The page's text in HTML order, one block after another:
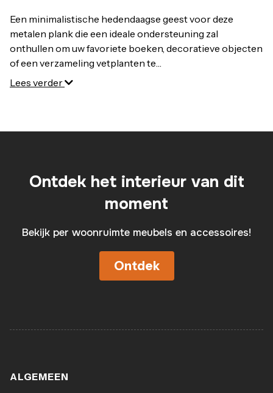
Een minimalistische hedendaagse geest voor deze
metalen plank die een ideale ondersteuning zal
onthullen om uw favoriete boeken, decoratieve objecten
of een verzameling vetplanten te
markeren.Eigenschappen van de wandplank Hiba : • In
Lees verder
Ontdek het interieur van dit
moment
Bekijk per woonruimte meubels en accessoires!
Ontdek
ALGEMEEN